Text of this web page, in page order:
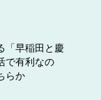
「早稲田と慶
で有利なの
らか